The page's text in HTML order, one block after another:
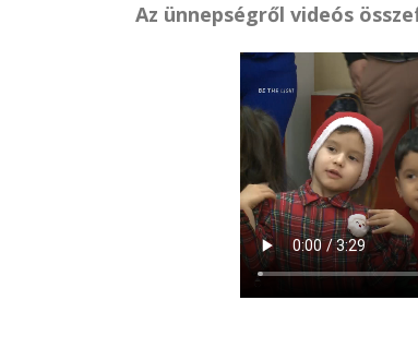
Az ünnepségről videós